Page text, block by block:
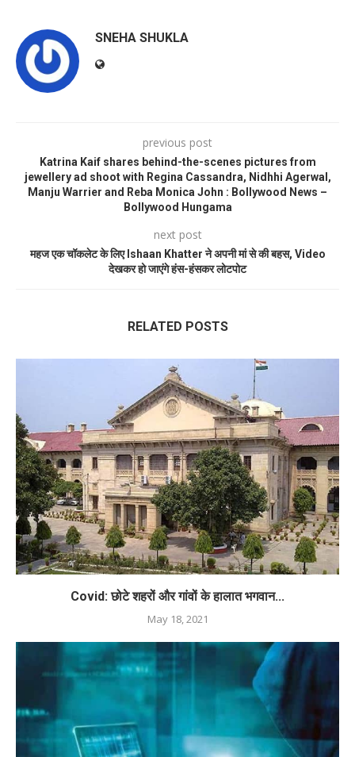
SNEHA SHUKLA
previous post
Katrina Kaif shares behind-the-scenes pictures from
jewellery ad shoot with Regina Cassandra, Nidhhi Agerwal,
Manju Warrier and Reba Monica John : Bollywood News –
Bollywood Hungama
next post
महज एक चॉकलेट के लिए Ishaan Khatter ने अपनी मां से की बहस, Video
देखकर हो जाएंगे हंस-हंसकर लोटपोट
RELATED POSTS
Covid: छोटे शहरों और गांवों के हालात भगवान...
May 18, 2021